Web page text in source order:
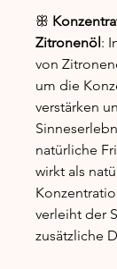
ꕥ
Zitronenöl:
von
um die
verstärken
natürliche
wirkt als
verleiht der
zusätzliche